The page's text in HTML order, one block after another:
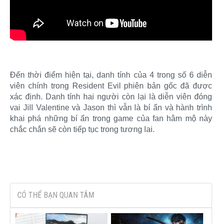
Đến thời điểm hiện tại, danh tính của 4 trong số 6 diễn
viên chính trong Resident Evil phiên bản gốc đã được
xác định. Danh tính hai người còn lại là diễn viên đóng
vai Jill Valentine và Jason thì vẫn là bí ẩn và hành trình
khai phá những bí ẩn trong game của fan hâm mộ này
chắc chắn sẽ còn tiếp tục trong tương lai.​
CÓ THỂ BẠN QUAN TÂM